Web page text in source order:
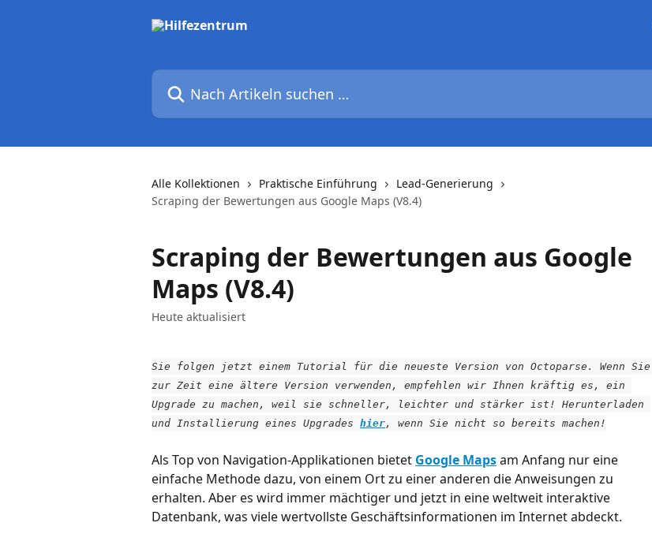
Nach Artikeln suchen …
Alle Kollektionen Praktische Einführung
Lead-Generierung
Scraping der Bewertungen aus Google Maps (V8.4)
Scraping der Bewertungen aus Google
Maps (V8.4)
Heute aktualisiert
Sie folgen jetzt einem Tutorial für die neueste Version von Octoparse. Wenn Sie
zur Zeit eine ältere Version verwenden, empfehlen wir Ihnen kräftig es, ein
Upgrade zu machen, weil sie schneller, leichter und stärker ist! Herunterladen
und Installierung eines Upgrades hier, wenn Sie nicht so bereits machen!
Als Top von Navigation-Applikationen bietet Google Maps am Anfang nur eine
einfache Methode dazu, von einem Ort zu einer anderen die Anweisungen zu
erhalten. Aber es wird immer mächtiger und jetzt in eine weltweit interaktive
Datenbank, was viele wertvollste Geschäftsinformationen im Internet abdeckt.